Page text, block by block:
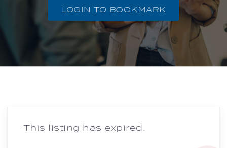
LOGIN TO BOOKMARK
This listing has expired.